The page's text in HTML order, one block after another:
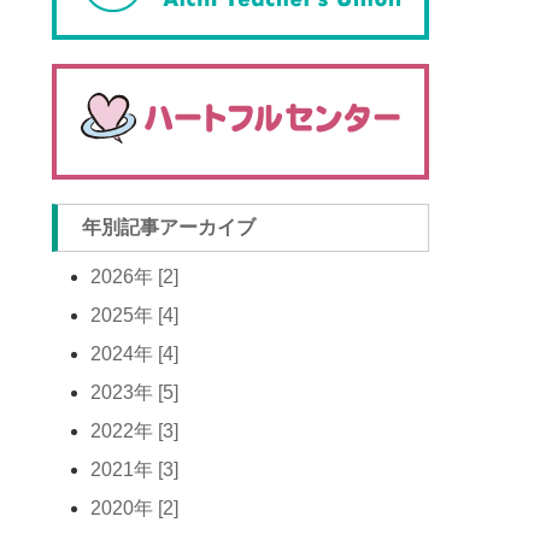
年別記事アーカイブ
2026年 [2]
2025年 [4]
2024年 [4]
2023年 [5]
2022年 [3]
2021年 [3]
2020年 [2]